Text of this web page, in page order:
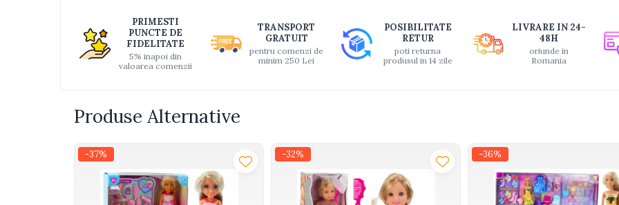
Caluti balansoar
Interactive, educative si
Ateliere si unelte
Covorase de dans
PRIMESTI
PUNCTE DE
FIDELITATE
5% inapoi din
valoarea comenzii
TRANSPORT
GRATUIT
pentru comenzi de
minim 250 Lei
POSIBILITATE
RETUR
poti returna
produsul in 14 zile
LIVRARE IN 24-
48H
oriunde in
Romania
Produse Alternative
-37% -32% -36%